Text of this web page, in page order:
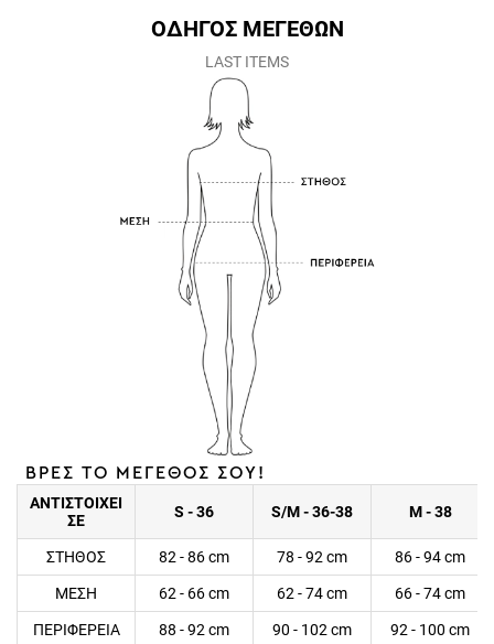
ΟΔΗΓΟΣ ΜΕΓΕΘΩΝ
LAST ITEMS
ΒΡΕΣ ΤΟ ΜΕΓΕΘΟΣ ΣΟΥ!
ΑΝΤΙΣΤΟΙΧΕΙ
ΣΕ
S - 36 S/M - 36-38 M - 38
ΣΤΗΘΟΣ 82 - 86 cm 78 - 92 cm 86 - 94 cm
ΜΕΣΗ 62 - 66 cm 62 - 74 cm 66 - 74 cm
ΠΕΡΙΦΕΡΕΙΑ 88 - 92 cm 90 - 102 cm
92 - 100 cm